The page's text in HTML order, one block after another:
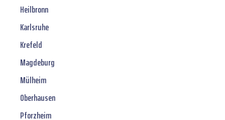
Heilbronn
Karlsruhe
Krefeld
Magdeburg
Mülheim
Oberhausen
Pforzheim